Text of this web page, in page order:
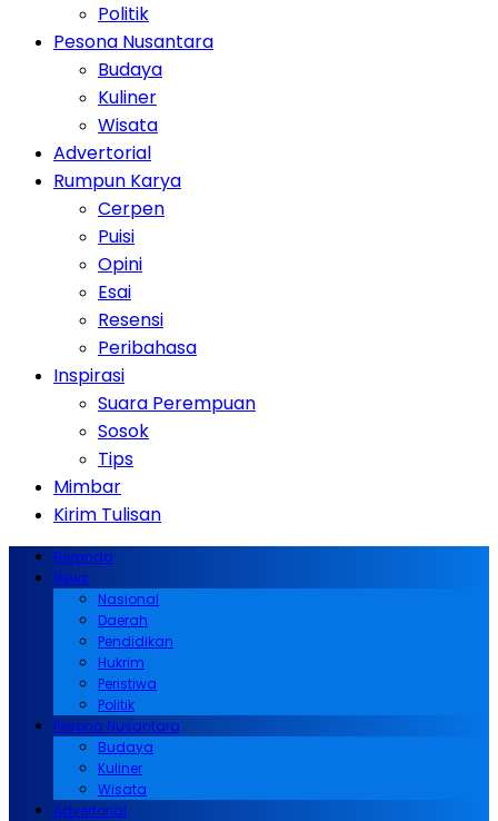
Politik
Pesona Nusantara
Budaya
Kuliner
Wisata
Advertorial
Rumpun Karya
Cerpen
Puisi
Opini
Esai
Resensi
Peribahasa
Inspirasi
Suara Perempuan
Sosok
Tips
Mimbar
Kirim Tulisan
Beranda
News
Nasional
Daerah
Pendidikan
Hukrim
Peristiwa
Politik
Pesona Nusantara
Budaya
Kuliner
Wisata
Advertorial